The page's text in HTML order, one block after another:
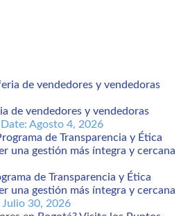
de vendedores y vendedoras
Date: Agosto 4, 2026
de Transparencia y Ética
una gestión más íntegra y cercana
Julio 30, 2026